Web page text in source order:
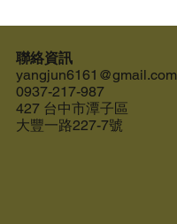
聯絡資訊
yangjun6161@gmail.com
0937-217-987
427 台中市潭子區
大豐一路227-7號